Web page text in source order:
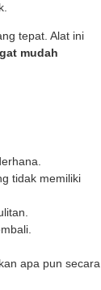
tepat. Alat ini
mudah
tidak memiliki
apa pun secara